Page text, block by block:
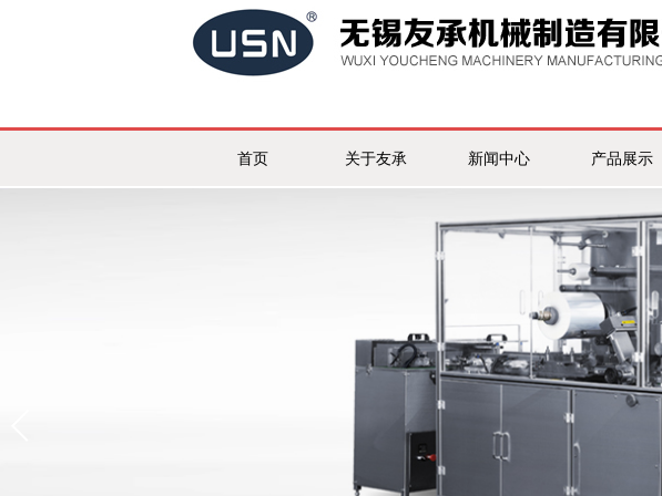
首页 关于友承 新闻中心 产品展示